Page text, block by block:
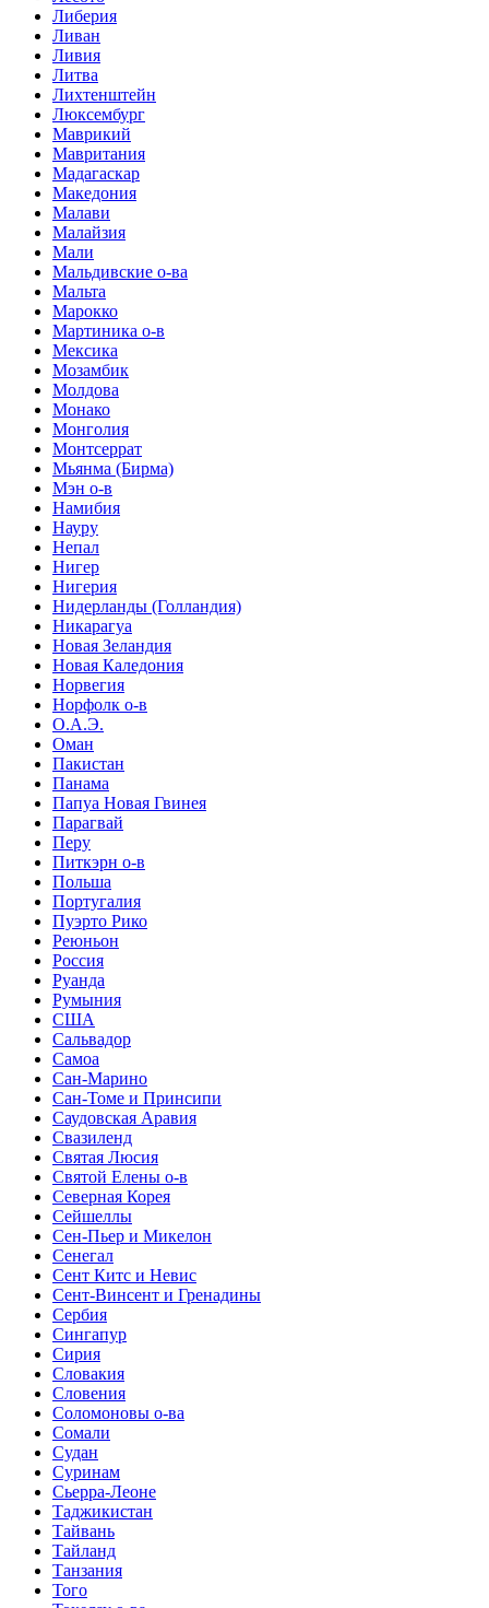
Либерия
Ливан
Ливия
Литва
Лихтенштейн
Люксембург
Маврикий
Мавритания
Мадагаскар
Македония
Малави
Малайзия
Мали
Мальдивские о-ва
Мальта
Марокко
Мартиника о-в
Мексика
Мозамбик
Молдова
Монако
Монголия
Монтсеррат
Мьянма (Бирма)
Мэн о-в
Намибия
Науру
Непал
Нигер
Нигерия
Нидерланды (Голландия)
Никарагуа
Новая Зеландия
Новая Каледония
Норвегия
Норфолк о-в
О.А.Э.
Оман
Пакистан
Панама
Папуа Новая Гвинея
Парагвай
Перу
Питкэрн о-в
Польша
Португалия
Пуэрто Рико
Реюньон
Россия
Руанда
Румыния
США
Сальвадор
Самоа
Сан-Марино
Сан-Томе и Принсипи
Саудовская Аравия
Свазиленд
Святая Люсия
Святой Елены о-в
Северная Корея
Сейшеллы
Сен-Пьер и Микелон
Сенегал
Сент Китс и Невис
Сент-Винсент и Гренадины
Сербия
Сингапур
Сирия
Словакия
Словения
Соломоновы о-ва
Сомали
Судан
Суринам
Сьерра-Леоне
Таджикистан
Тайвань
Тайланд
Танзания
Того